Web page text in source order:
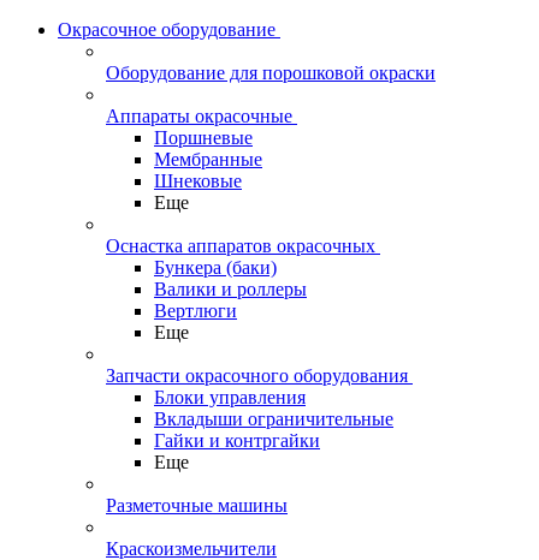
Окрасочное оборудование
Оборудование для порошковой окраски
Аппараты окрасочные
Поршневые
Мембранные
Шнековые
Еще
Оснастка аппаратов окрасочных
Бункера (баки)
Валики и роллеры
Вертлюги
Еще
Запчасти окрасочного оборудования
Блоки управления
Вкладыши ограничительные
Гайки и контргайки
Еще
Разметочные машины
Краскоизмельчители